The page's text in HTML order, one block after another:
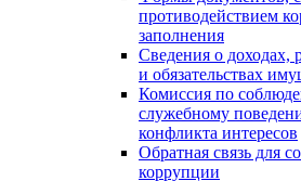
противодействием
заполнения
Сведения о доходах,
и обязательствах
Комиссия по
служебному
конфликта интересов
Обратная связь для
коррупции